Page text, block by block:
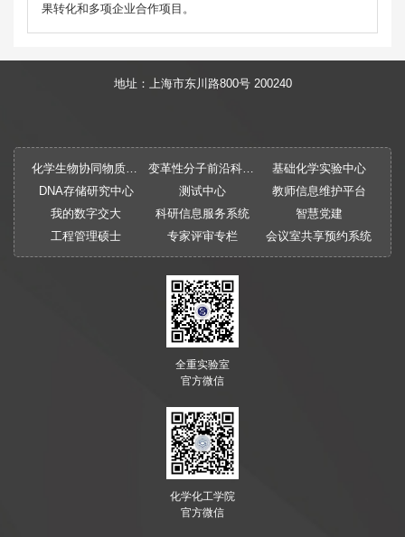
果转化和多项企业合作项目。
地址：上海市东川路800号 200240
化学生物协同物质创制全国重点实验室 变革性分子前沿科学中心
基础化学实验中心
DNA存储研究中心
测试中心
教师信息维护平台
我的数字交大
科研信息服务系统
智慧党建
工程管理硕士
专家评审专栏 会议室共享预约系统
全重实验室
官方微信
化学化工学院
官方微信